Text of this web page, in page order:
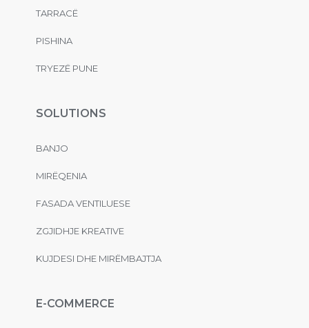
TARRACË
PISHINA
TRYEZË PUNE
SOLUTIONS
BANJO
MIRËQENIA
FASADA VENTILUESE
ZGJIDHJE KREATIVE
KUJDESI DHE MIRËMBAJTJA
E-COMMERCE